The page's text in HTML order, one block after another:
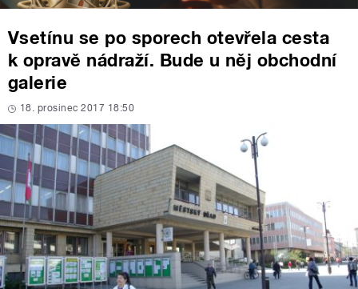
Vsetínu se po sporech otevřela cesta
k opravě nádraží. Bude u něj obchodní
galerie
18. prosinec 2017 18:50